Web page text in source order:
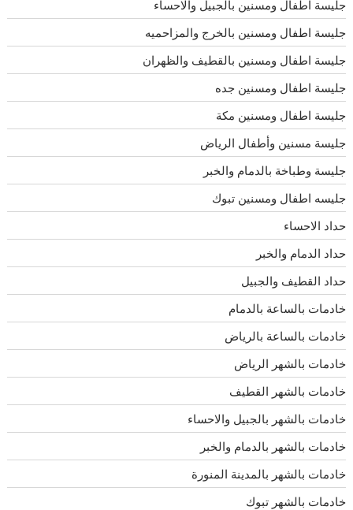
جليسة اطفال ومسنين بالجبيل والاحساء
جليسة اطفال ومسنين بالخرج والمزاحميه
جليسة اطفال ومسنين بالقطيف والظهران
جليسة اطفال ومسنين جده
جليسة اطفال ومسنين مكة
جليسة مسنين وأطفال الرياض
جليسة وطباخة بالدمام والخبر
جليسه اطفال ومسنين تبوك
حداد الاحساء
حداد الدمام والخبر
حداد القطيف والجبيل
خادمات بالساعة بالدمام
خادمات بالساعة بالرياض
خادمات بالشهر الرياض
خادمات بالشهر القطيف
خادمات بالشهر بالجبيل والاحساء
خادمات بالشهر بالدمام والخبر
خادمات بالشهر بالمدينة المنورة
خادمات بالشهر تبوك